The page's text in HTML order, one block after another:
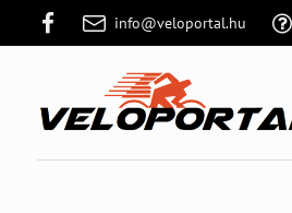
info@veloportal.hu